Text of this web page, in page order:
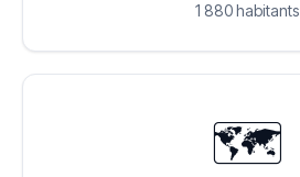
1 880 habitants
🗺️